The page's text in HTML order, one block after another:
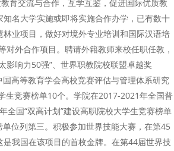
育交流与合作，互学互鉴，促进国际优质教
名大学实施或即将实施合作办学，已有数十
业项目，做好对境外专业培训和国际汉语培
外合作项目。聘请外籍教师来校任职任教，
影响力50强”、世界职教院校联盟卓越奖
高等教育学会高校竞赛评估与管理体系研究
生竞赛榜单10个。学院在2017-2021年全国普
国“双高计划”建设高职院校大学生竞赛榜单
位列第三。积极参加世界技能大赛，在第45
我国在该项目的首枚金牌。在第44届世界技